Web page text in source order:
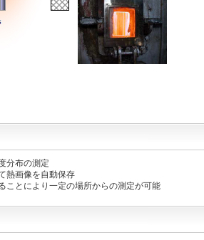
分布の測定
熱画像を自動保存
ことにより一定の場所からの測定が可能